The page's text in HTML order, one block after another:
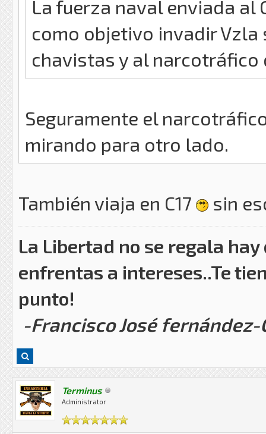
La fuerza naval enviada al
como objetivo invadir Vzla
chavistas y al narcotráfico
Seguramente el
mirando para otro lado.
También viaja en C17
sin
La Libertad no se regala
enfrentas a intereses..Te
punto!
-Francisco José
Terminus
Administrator